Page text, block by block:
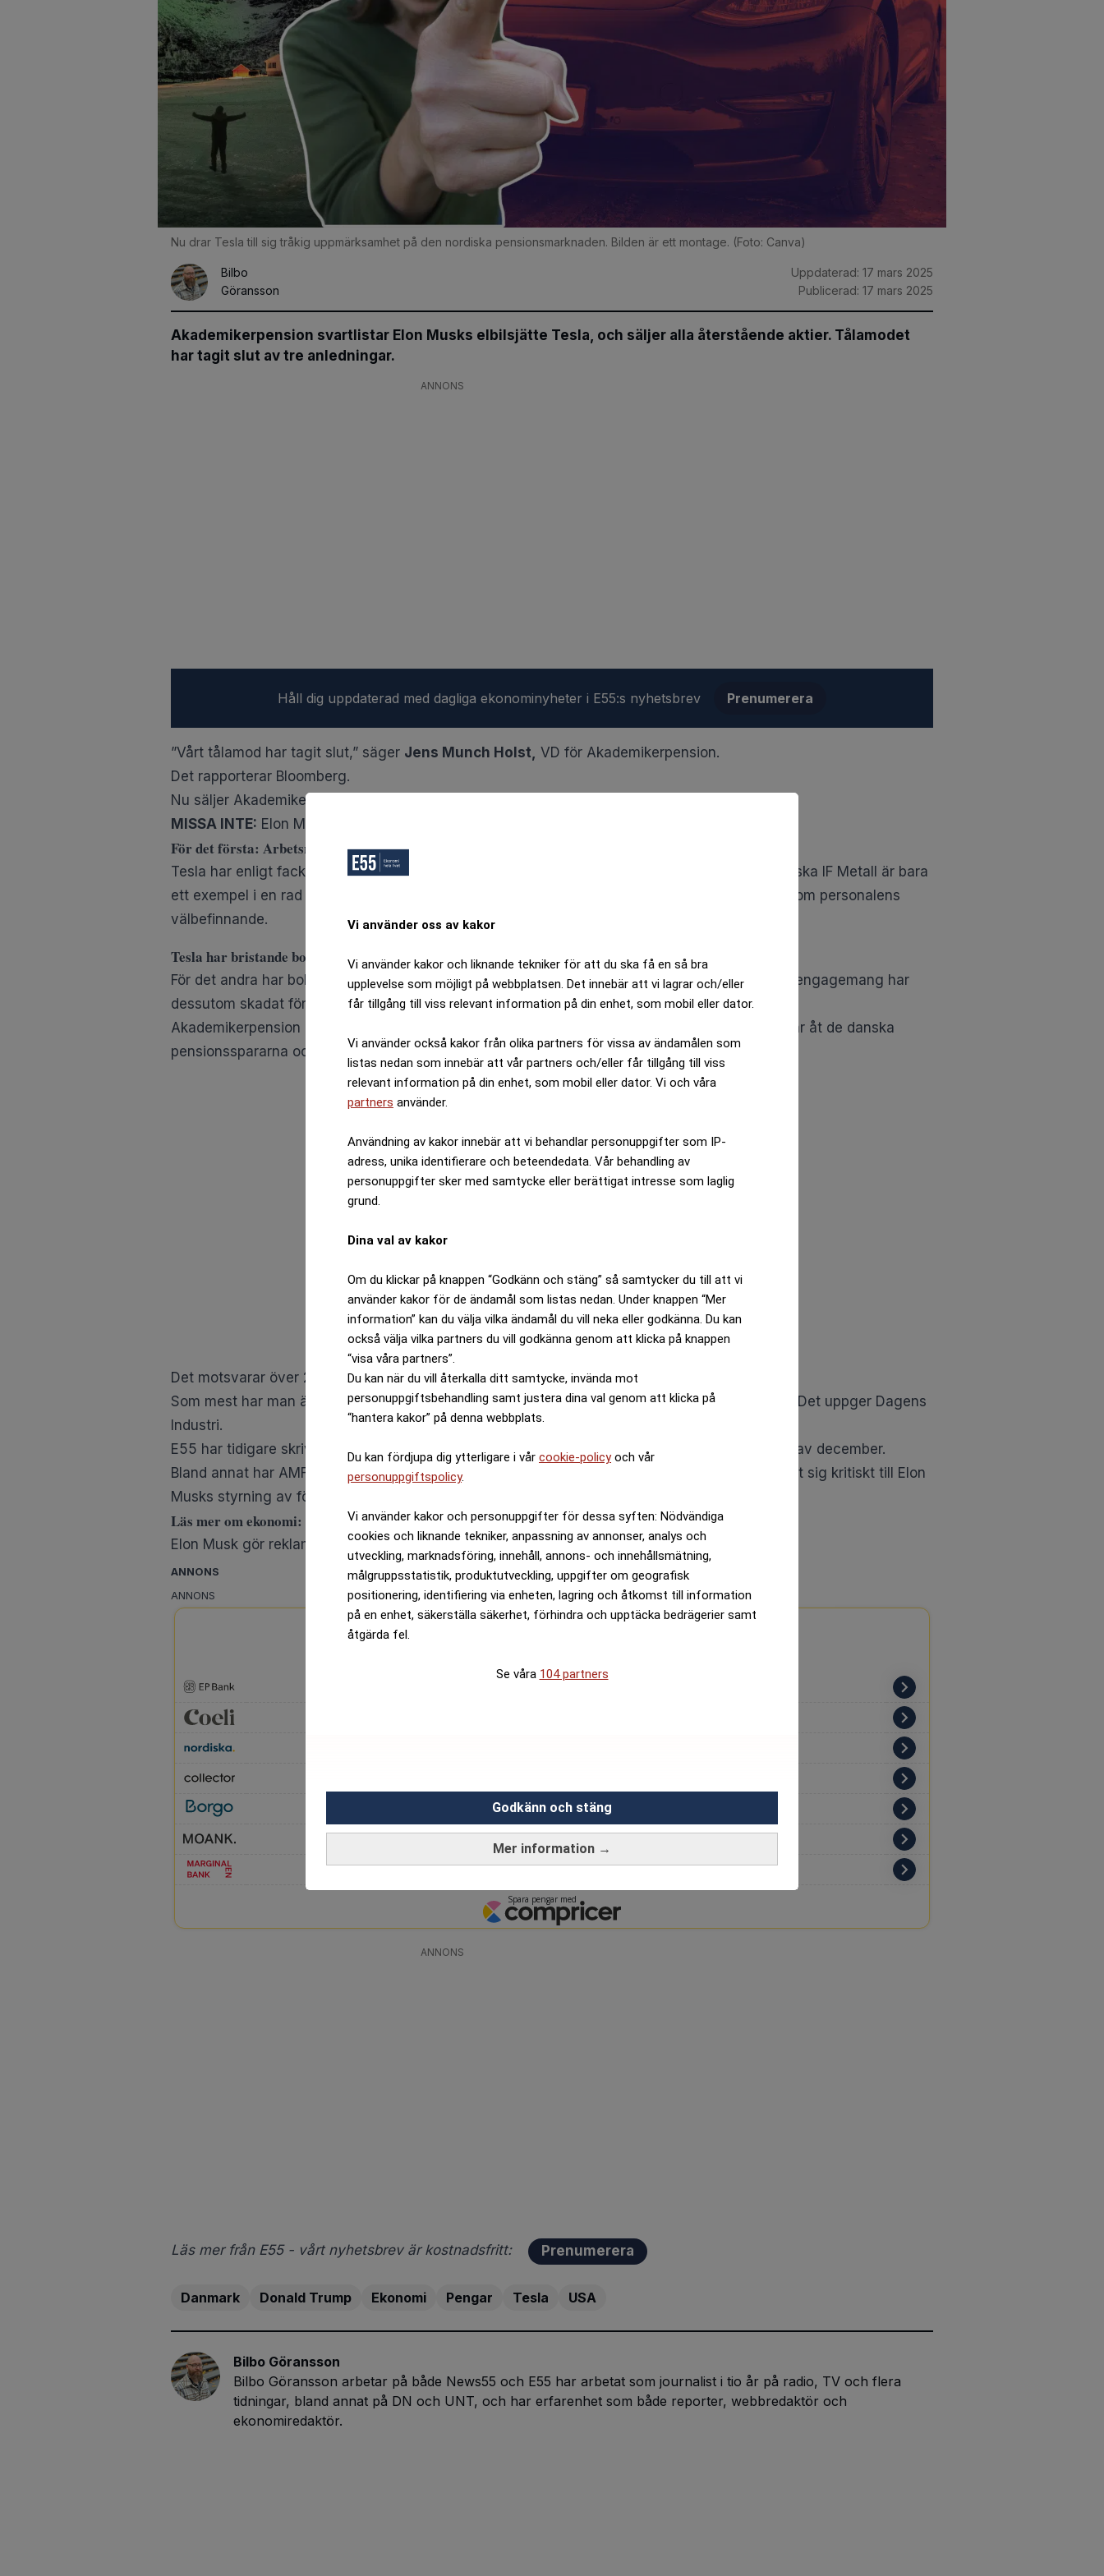
Vi använder oss av kakor
Vi använder kakor och liknande tekniker för att du ska få en så bra
upplevelse som möjligt på webbplatsen. Det innebär att vi lagrar och/eller
får tillgång till viss relevant information på din enhet, som mobil eller dator.
Vi använder också kakor från olika partners för vissa av ändamålen som
listas nedan som innebär att vår partners och/eller får tillgång till viss
relevant information på din enhet, som mobil eller dator. Vi och våra
partners använder.
Användning av kakor innebär att vi behandlar personuppgifter som IP-
adress, unika identifierare och beteendedata. Vår behandling av
personuppgifter sker med samtycke eller berättigat intresse som laglig
grund.
Dina val av kakor
Om du klickar på knappen “Godkänn och stäng” så samtycker du till att vi
använder kakor för de ändamål som listas nedan. Under knappen “Mer
information” kan du välja vilka ändamål du vill neka eller godkänna. Du kan
också välja vilka partners du vill godkänna genom att klicka på knappen
“visa våra partners”.
Du kan när du vill återkalla ditt samtycke, invända mot
personuppgiftsbehandling samt justera dina val genom att klicka på
“hantera kakor” på denna webbplats.
Du kan fördjupa dig ytterligare i vår cookie-policyoch vår
personuppgiftspolicy.
Vi använder kakor och personuppgifter för dessa syften: Nödvändiga
cookies och liknande tekniker, anpassning av annonser, analys och
utveckling, marknadsföring, innehåll, annons- och innehållsmätning,
målgruppsstatistik, produktutveckling, uppgifter om geografisk
positionering, identifiering via enheten, lagring och åtkomst till information
på en enhet, säkerställa säkerhet, förhindra och upptäcka bedrägerier samt
åtgärda fel.
Se våra 104 partners
Mer information →
Godkänn och stäng